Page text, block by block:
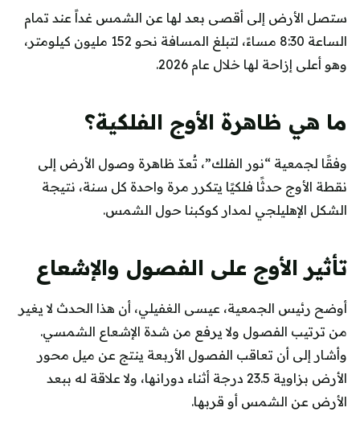
ستصل الأرض إلى أقصى بعد لها عن الشمس غداً عند تمام
الساعة 8:30 مساءً، لتبلغ المسافة نحو 152 مليون كيلومتر،
وهو أعلى إزاحة لها خلال عام 2026.
ما هي ظاهرة الأوج الفلكية؟
وفقًا لجمعية “نور الفلك”، تُعدّ ظاهرة وصول الأرض إلى
نقطة الأوج حدثًا فلكيًا يتكرر مرة واحدة كل سنة، نتيجة
الشكل الإهليلجي لمدار كوكبنا حول الشمس.
تأثير الأوج على الفصول والإشعاع
أوضح رئيس الجمعية، عيسى الغفيلي، أن هذا الحدث لا يغير
من ترتيب الفصول ولا يرفع من شدة الإشعاع الشمسي.
وأشار إلى أن تعاقب الفصول الأربعة ينتج عن ميل محور
الأرض بزاوية 23.5 درجة أثناء دورانها، ولا علاقة له ببعد
الأرض عن الشمس أو قربها.